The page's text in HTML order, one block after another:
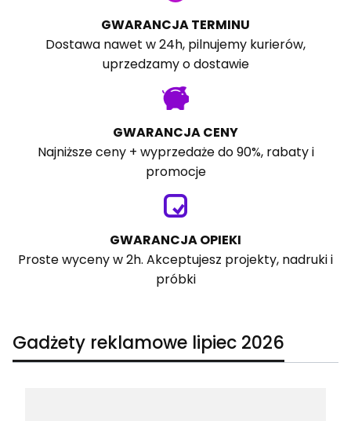
GWARANCJA TERMINU
Dostawa nawet w 24h, pilnujemy kurierów,
uprzedzamy o dostawie
GWARANCJA CENY
Najniższe ceny + wyprzedaże do 90%, rabaty i
promocje
GWARANCJA OPIEKI
Proste wyceny w 2h. Akceptujesz projekty, nadruki i
próbki
Gadżety reklamowe lipiec 2026